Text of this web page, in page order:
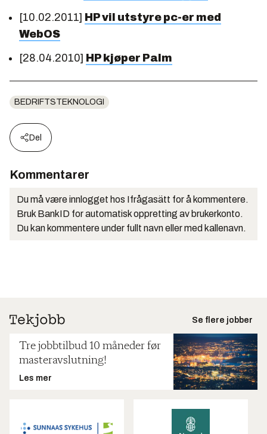
[10.02.2011] HP vil utstyre pc-er med
WebOS
[28.04.2010] HP kjøper Palm
BEDRIFTSTEKNOLOGI
Del
Kommentarer
Du må være innlogget hos Ifrågasätt for å kommentere.
Bruk BankID for automatisk oppretting av brukerkonto.
Du kan kommentere under fullt navn eller med kallenavn.
Se flere jobber
Tre jobbtilbud 10 måneder før
masteravslutning!
Les mer